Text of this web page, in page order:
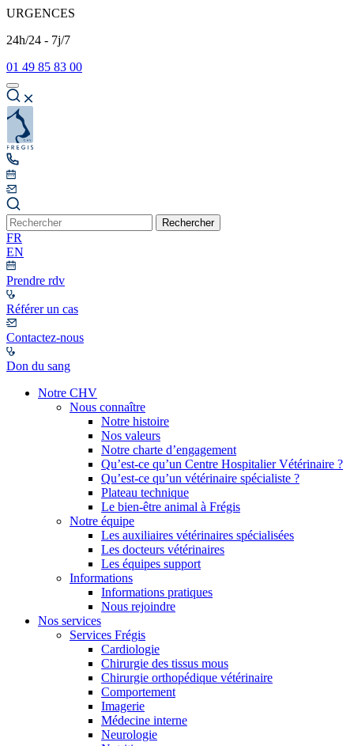
URGENCES
24h/24 - 7j/7
01 49 85 83 00
Rechercher
FR
EN
Prendre rdv
Référer un cas
Contactez-nous
Don du sang
Notre CHV
Nous connaître
Notre histoire
Nos valeurs
Notre charte d’engagement
Qu’est-ce qu’un Centre Hospitalier Vétérinaire ?
Qu’est-ce qu’un vétérinaire spécialiste ?
Plateau technique
Le bien-être animal à Frégis
Notre équipe
Les auxiliaires vétérinaires spécialisées
Les docteurs vétérinaires
Les équipes support
Informations
Informations pratiques
Nous rejoindre
Nos services
Services Frégis
Cardiologie
Chirurgie des tissus mous
Chirurgie orthopédique vétérinaire
Comportement
Imagerie
Médecine interne
Neurologie